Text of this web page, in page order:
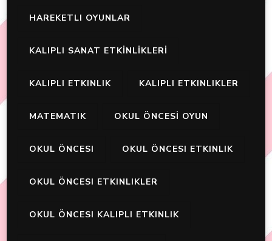
HAREKETLI OYUNLAR
KALIPLI SANAT ETKİNLİKLERİ
KALIPLI ETKINLIK KALIPLI ETKINLIKLER
MATEMATIK OKUL ÖNCESİ OYUN
OKUL ÖNCESI OKUL ÖNCESI ETKINLIK
OKUL ÖNCESI ETKINLIKLER
OKUL ÖNCESI KALIPLI ETKINLIK